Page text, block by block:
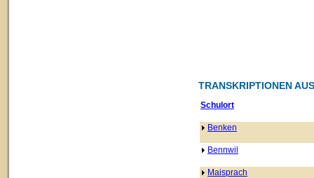
TRANSKRIPTIONEN
Schulort
Benken
Bennwil
Maisprach